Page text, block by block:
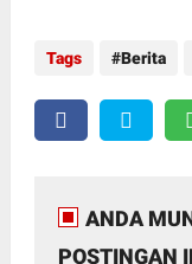
Tags Berita
ANDA
POSTINGAN